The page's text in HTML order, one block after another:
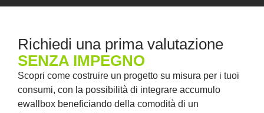
Richiedi una prima valutazione
SENZA IMPEGNO
Scopri come costruire un progetto su misura per i tuoi
consumi, con la possibilità di integrare accumulo
ewallbox beneficiando della comodità di un